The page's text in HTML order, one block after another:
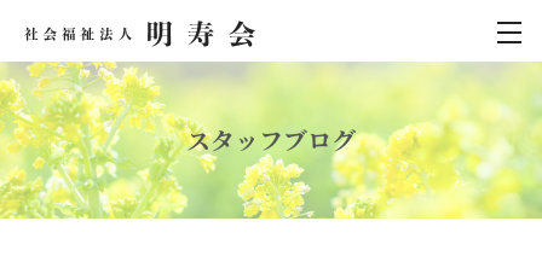
スタッフブログ